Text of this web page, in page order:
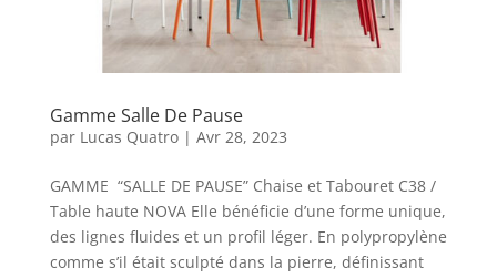
Gamme Salle De Pause
par Lucas Quatro| Avr 28, 2023
GAMME “SALLE DE PAUSE” Chaise et Tabouret C38 /
Table haute NOVA Elle bénéficie d’une forme unique,
des lignes fluides et un profil léger. En polypropylène
comme s’il était sculpté dans la pierre, définissant